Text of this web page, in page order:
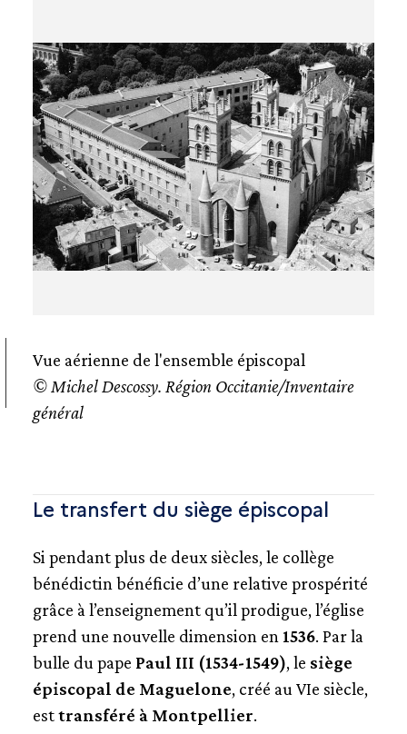
Vue aérienne de l'ensemble épiscopal
© Michel Descossy. Région Occitanie/Inventaire
général
Le transfert du siège épiscopal
Si pendant plus de deux siècles, le collège
bénédictin bénéficie d’une relative prospérité
grâce à l’enseignement qu’il prodigue, l’église
prend une nouvelle dimension en 1536. Par la
bulle du pape Paul III (1534-1549), le siège
épiscopal de Maguelone, créé au VIe siècle,
esttransféré à Montpellier.